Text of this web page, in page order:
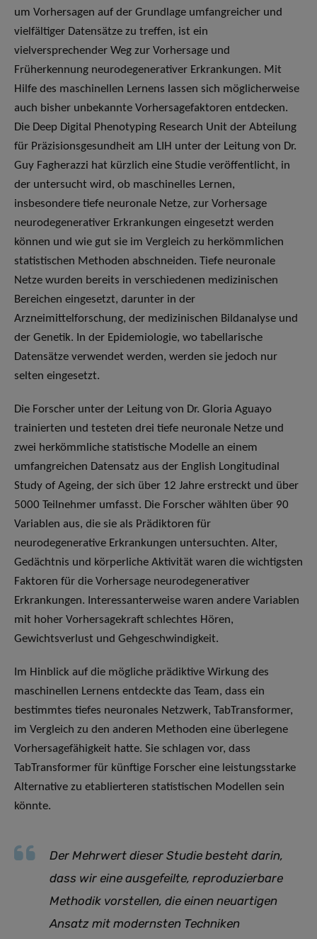
um Vorhersagen auf der Grundlage umfangreicher und
vielfältiger Datensätze zu treffen, ist ein
vielversprechender Weg zur Vorhersage und
Früherkennung neurodegenerativer Erkrankungen. Mit
Hilfe des maschinellen Lernens lassen sich möglicherweise
auch bisher unbekannte Vorhersagefaktoren entdecken.
Die Deep Digital Phenotyping Research Unit der Abteilung
für Präzisionsgesundheit am LIH unter der Leitung von Dr.
Guy Fagherazzi hat kürzlich eine Studie veröffentlicht, in
der untersucht wird, ob maschinelles Lernen,
insbesondere tiefe neuronale Netze, zur Vorhersage
neurodegenerativer Erkrankungen eingesetzt werden
können und wie gut sie im Vergleich zu herkömmlichen
statistischen Methoden abschneiden. Tiefe neuronale
Netze wurden bereits in verschiedenen medizinischen
Bereichen eingesetzt, darunter in der
Arzneimittelforschung, der medizinischen Bildanalyse und
der Genetik. In der Epidemiologie, wo tabellarische
Datensätze verwendet werden, werden sie jedoch nur
selten eingesetzt.
Die Forscher unter der Leitung von Dr. Gloria Aguayo
trainierten und testeten drei tiefe neuronale Netze und
zwei herkömmliche statistische Modelle an einem
umfangreichen Datensatz aus der English Longitudinal
Study of Ageing, der sich über 12 Jahre erstreckt und über
5000 Teilnehmer umfasst. Die Forscher wählten über 90
Variablen aus, die sie als Prädiktoren für
neurodegenerative Erkrankungen untersuchten. Alter,
Gedächtnis und körperliche Aktivität waren die wichtigsten
Faktoren für die Vorhersage neurodegenerativer
Erkrankungen. Interessanterweise waren andere Variablen
mit hoher Vorhersagekraft schlechtes Hören,
Gewichtsverlust und Gehgeschwindigkeit.
Im Hinblick auf die mögliche prädiktive Wirkung des
maschinellen Lernens entdeckte das Team, dass ein
bestimmtes tiefes neuronales Netzwerk, TabTransformer,
im Vergleich zu den anderen Methoden eine überlegene
Vorhersagefähigkeit hatte. Sie schlagen vor, dass
TabTransformer für künftige Forscher eine leistungsstarke
Alternative zu etablierteren statistischen Modellen sein
könnte.
Der Mehrwert dieser Studie besteht darin,
dass wir eine ausgefeilte, reproduzierbare
Methodik vorstellen, die einen neuartigen
Ansatz mit modernsten Techniken